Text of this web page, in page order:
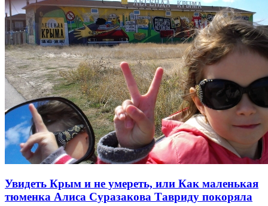
Увидеть Крым и не умереть, или Как маленькая
тюменка Алиса Суразакова Тавриду покоряла